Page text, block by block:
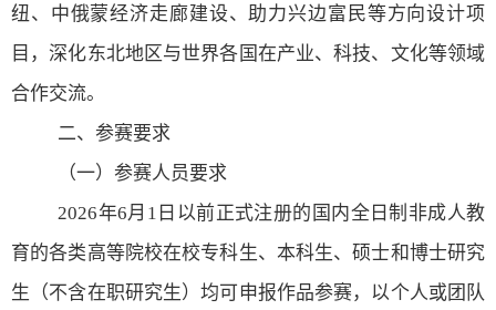
纽、中俄蒙经济走廊建设、助力兴边富民等方向设计项
目，深化东北地区与世界各国在产业、科技、文化等领域
合作交流。
二、参赛要求
（一）参赛人员要求
2026年6月 1 日以前正式注册的国内全日制非成人教
育的各类高等院校在校专科生、本科生、硕士和博士研究
生（不含在职研究生）均可申报作品参赛，以个人或团队